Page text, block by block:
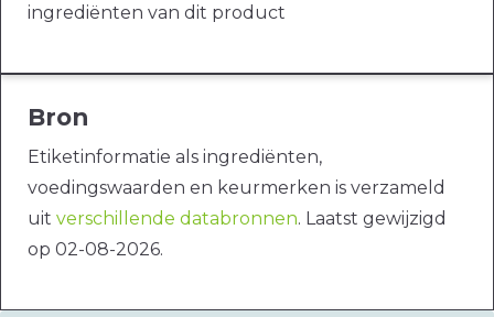
ingrediënten van dit product
Bron
Etiketinformatie als ingrediënten,
voedingswaarden en keurmerken is verzameld
uit verschillende databronnen. Laatst gewijzigd
op 02-08-2026.